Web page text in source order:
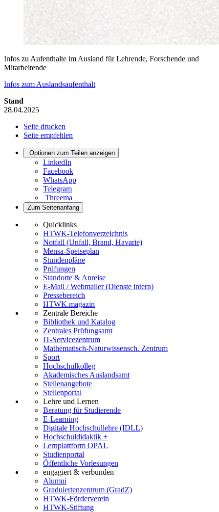
Infos zu Aufenthalte im Ausland für Lehrende, Forschende und
Mitarbeitende
Infos zum Auslandsaufenthalt
Stand
28.04.2025
Seite drucken
Seite empfehlen
Optionen zum Teilen anzeigen
LinkedIn
Facebook
WhatsApp
Telegram
Threema
Zum Seitenanfang
Quicklinks
HTWK-Telefonverzeichnis
Notfall (Unfall, Brand, Havarie)
Mensa-Speiseplan
Stundenpläne
Prüfungen
Standorte & Anreise
E-Mail / Webmailer (Dienste intern)
Pressebereich
HTWK.magazin
Zentrale Bereiche
Bibliothek und Katalog
Zentrales Prüfungsamt
IT-Servicezentrum
Mathematisch-Naturwissensch. Zentrum
Sport
Hochschulkolleg
Akademisches Auslandsamt
Stellenangebote
Stellenportal
Lehre und Lernen
Beratung für Studierende
E-Learning
Digitale Hochschullehre (IDLL)
Hochschuldidaktik +
Lernplattform OPAL
Studienportal
Öffentliche Vorlesungen
engagiert & verbunden
Alumni
Graduiertenzentrum (GradZ)
HTWK-Förderverein
HTWK-Stiftung